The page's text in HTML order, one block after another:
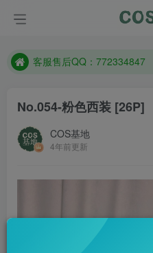
遇到任何问题加客服QQ：
客服售后QQ：772334847
防失联：百度搜索《一七天
No.054-粉色西装 [26P]
COS基地
4年前更新